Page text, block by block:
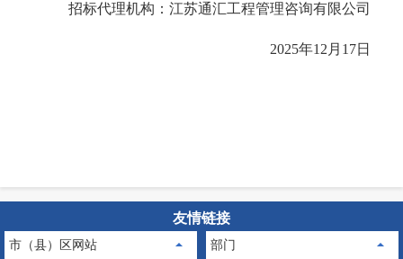
招标代理机构： 江苏通汇工程管理咨询有限公司
2025年12月17日
友情链接
市（县）区网站 部门